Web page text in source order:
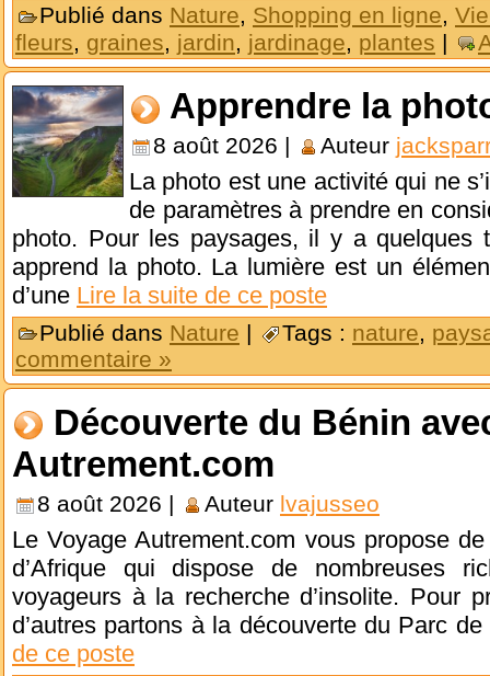
Publié dans Nature, Shopping en ligne,
fleurs, graines, jardin, jardinage, plantes |
Apprendre la
8 août 2026 | Auteur
La photo est une activité qui ne
de paramètres à prendre en
photo. Pour les paysages, il y a quelques
apprend la photo. La lumière est un
d’une Lire la suite de ce poste
Publié dans Nature | Tags : nature,
commentaire »
Découverte du Bénin
Autrement.com
8 août 2026 | Auteur lvajusseo
Le Voyage Autrement.com vous propose
d’Afrique qui dispose de nombreuses
voyageurs à la recherche d’insolite. Pour
d’autres partons à la découverte du Parc
de ce poste